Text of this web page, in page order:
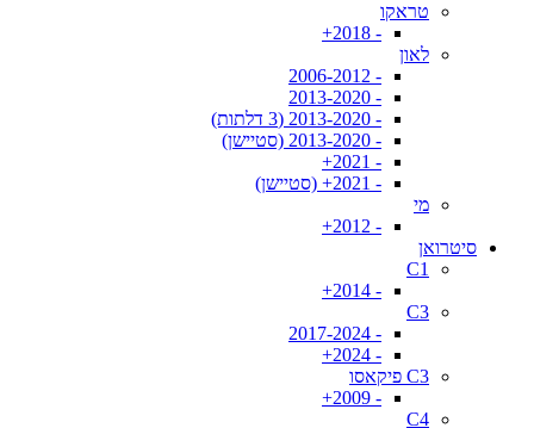
טראקו
- 2018+
לאון
- 2006-2012
- 2013-2020
- 2013-2020 (3 דלתות)
- 2013-2020 (סטיישן)
- 2021+
- 2021+ (סטיישן)
מי
- 2012+
סיטרואן
C1
- 2014+
C3
- 2017-2024
- 2024+
C3 פיקאסו
- 2009+
C4